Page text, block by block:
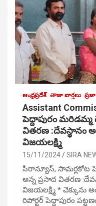
ఆంధ్రప్రదేశ్ తాజా వార్తలు
Assistant
పెద్దాపురం మరిడమ్మ
వితరణ :దేవస్థానం
విజయలక్ష్మి
15/11/2024 SIRA
సిరాన్యూస్, సామర్లకోట
అన్న ప్రసాద వితరణ
విజయలక్ష్మి *
రిపోర్టర్ పెద్దాపురం